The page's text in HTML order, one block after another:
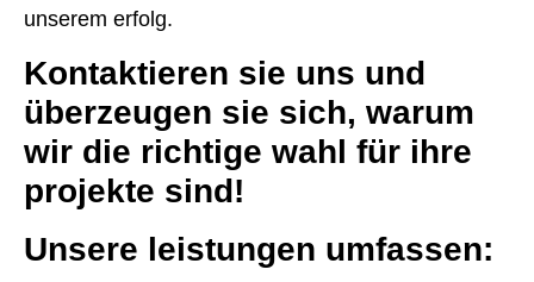
unserem erfolg.
Kontaktieren sie uns und
überzeugen sie sich, warum
wir die richtige wahl für ihre
projekte sind!
Unsere leistungen umfassen: